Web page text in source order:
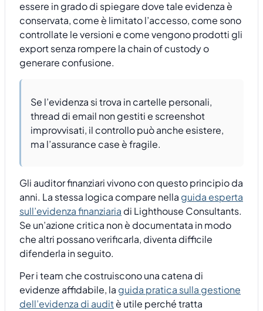
essere in grado di spiegare dove tale evidenza è
conservata, come è limitato l’accesso, come sono
controllate le versioni e come vengono prodotti gli
export senza rompere la chain of custody o
generare confusione.
Se l’evidenza si trova in cartelle personali,
thread di email non gestiti e screenshot
improvvisati, il controllo può anche esistere,
ma l’assurance case è fragile.
Gli auditor finanziari vivono con questo principio da
anni. La stessa logica compare nella guida esperta
sull’evidenza finanziaria di Lighthouse Consultants.
Se un’azione critica non è documentata in modo
che altri possano verificarla, diventa difficile
difenderla in seguito.
Per i team che costruiscono una catena di
evidenze affidabile, la guida pratica sulla gestione
dell’evidenza di auditè utile perché tratta